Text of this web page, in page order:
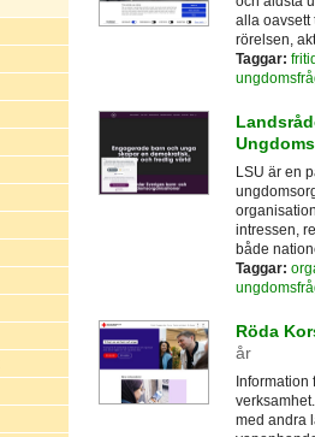
alla oavsett
rörelsen,
Taggar:
LSU är en
intressen,
både
Taggar:
Röda
år
med andra